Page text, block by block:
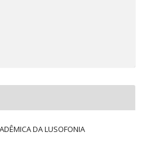
DA LUSOFONIA